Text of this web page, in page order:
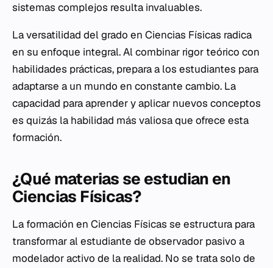
sistemas complejos resulta invaluables.
La versatilidad del grado en Ciencias Físicas radica
en su enfoque integral. Al combinar rigor teórico con
habilidades prácticas, prepara a los estudiantes para
adaptarse a un mundo en constante cambio. La
capacidad para aprender y aplicar nuevos conceptos
es quizás la habilidad más valiosa que ofrece esta
formación.
¿Qué materias se estudian en
Ciencias Físicas?
La formación en Ciencias Físicas se estructura para
transformar al estudiante de observador pasivo a
modelador activo de la realidad. No se trata solo de